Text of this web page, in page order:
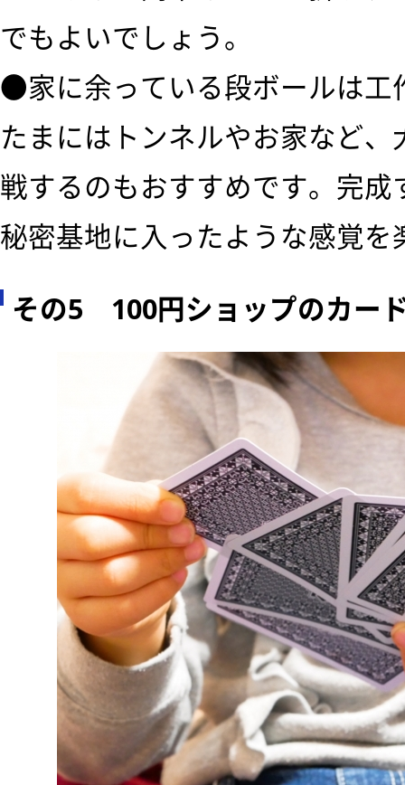
でもよいでしょう。
●家に余っている段ボールは工
たまにはトンネルやお家など
戦するのもおすすめです。完
秘密基地に入ったような感覚を
その5 100円ショップのカー